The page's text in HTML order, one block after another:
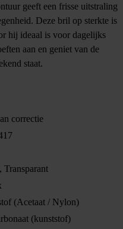
geeft een frisse uitstraling
Deze bril op sterkte is
hij ideaal is voor dagelijks
aan en geniet van de
staat.
correctie
Transparant
(Acetaat / Nylon)
(kunststof)